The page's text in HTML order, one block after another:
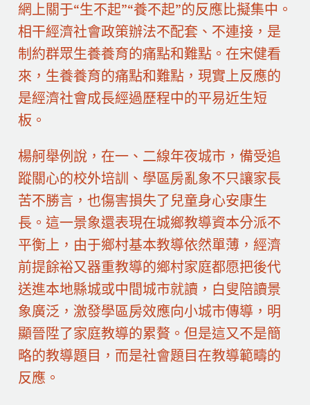
網上關于“生不起”“養不起”的反應比擬集中。
相干經濟社會政策辦法不配套、不連接，是
制約群眾生養養育的痛點和難點。在宋健看
來，生養養育的痛點和難點，現實上反應的
是經濟社會成長經過歷程中的平易近生短
板。
楊舸舉例說，在一、二線年夜城市，備受追
蹤關心的校外培訓、學區房亂象不只讓家長
苦不勝言，也傷害損失了兒童身心安康生
長。這一景象還表現在城鄉教導資本分派不
平衡上，由于鄉村基本教導依然單薄，經濟
前提餘裕又器重教導的鄉村家庭都愿把後代
送進本地縣城或中間城市就讀，白叟陪讀景
象廣泛，激發學區房效應向小城市傳導，明
顯晉陞了家庭教導的累贅。但是這又不是簡
略的教導題目，而是社會題目在教導範疇的
反應。